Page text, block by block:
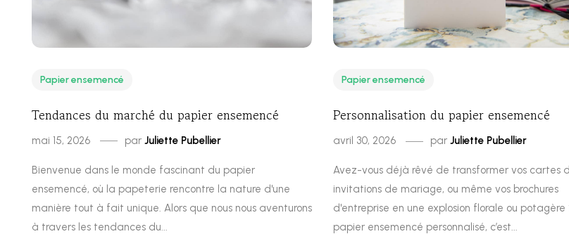
Papier ensemencé
Tendances du marché du papier ensemencé
mai 15, 2026 par Juliette Pubellier
Bienvenue dans le monde fascinant du papier
ensemencé, où la papeterie rencontre la nature d'une
manière tout à fait unique. Alors que nous nous aventurons
à travers les tendances du...
Papier ensemencé
Personnalisation du papier ensemencé
avril 30, 2026 par Juliette Pubellier
Avez-vous déjà rêvé de transformer vos cartes
invitations de mariage, ou même vos brochures
d'entreprise en une explosion florale ou potagère
papier ensemencé personnalisé, c’est...